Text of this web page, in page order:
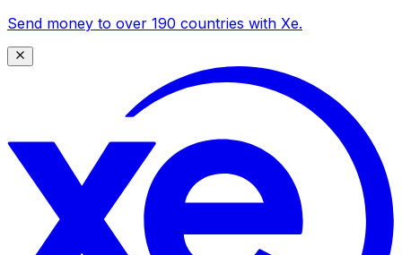
Send money to over 190 countries with Xe.